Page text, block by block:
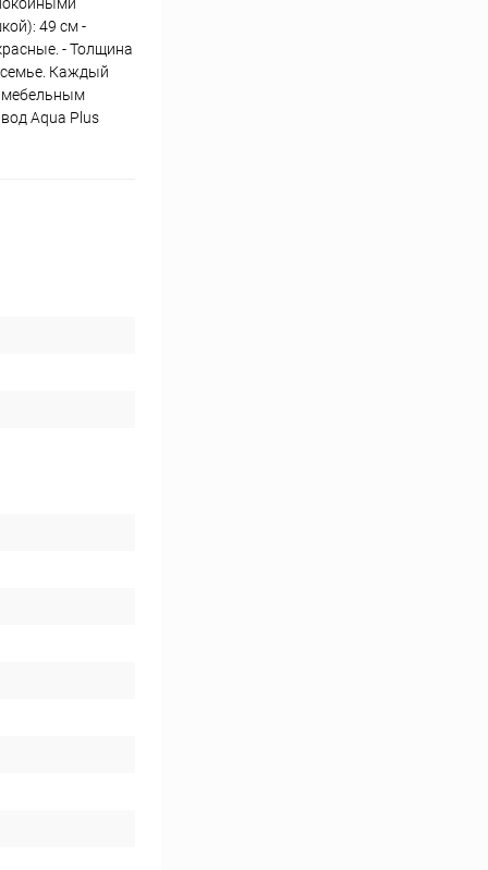
49 см -
- Толщина
семье. Каждый
мебельным
Aqua Plus